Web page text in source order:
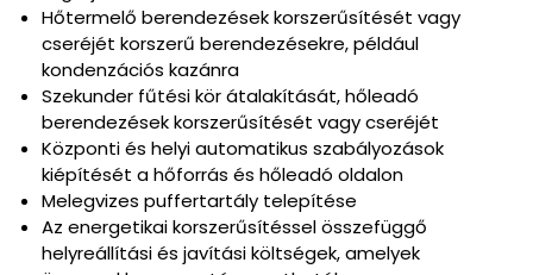
Hőtermelő berendezések korszerűsítését vagy
cseréjét korszerű berendezésekre, például
kondenzációs kazánra
Szekunder fűtési kör átalakítását, hőleadó
berendezések korszerűsítését vagy cseréjét
Központi és helyi automatikus szabályozások
kiépítését a hőforrás és hőleadó oldalon
Melegvizes puffertartály telepítése
Az energetikai korszerűsítéssel összefüggő
helyreállítási és javítási költségek, amelyek